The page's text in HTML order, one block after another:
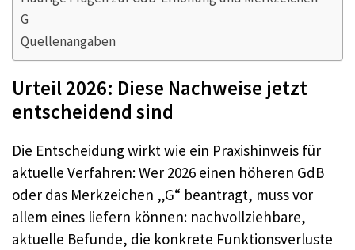
G
Quellenangaben
Urteil 2026: Diese Nachweise jetzt
entscheidend sind
Die Entscheidung wirkt wie ein Praxishinweis für
aktuelle Verfahren: Wer 2026 einen höheren GdB
oder das Merkzeichen „G“ beantragt, muss vor
allem eines liefern können: nachvollziehbare,
aktuelle Befunde, die konkrete Funktionsverluste